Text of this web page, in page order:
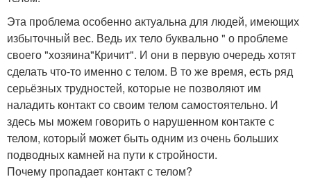
Эта проблема особенно актуальна для людей, имеющих
избыточный вес. Ведь их тело буквально " о проблеме
своего "хозяина"Кричит". И они в первую очередь хотят
сделать что-то именно с телом. В то же время, есть ряд
серьёзных трудностей, которые не позволяют им
наладить контакт со своим телом самостоятельно. И
здесь мы можем говорить о нарушенном контакте с
телом, который может быть одним из очень больших
подводных камней на пути к стройности.
Почему пропадает контакт с телом?